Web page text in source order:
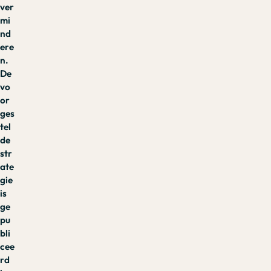
ver
mi
nd
ere
n.
De
vo
or
ges
tel
de
str
ate
gie
is
ge
pu
bli
cee
rd